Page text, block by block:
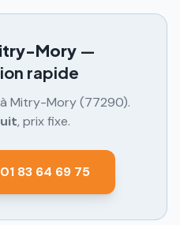
Mory—
rapide
à Mitry-Mory(77290).
, prix fixe.
83 64 69 75